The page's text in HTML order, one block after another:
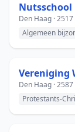
Den Haag · 2517
Algemeen
Vereniging
Den Haag · 2587
Protestants-